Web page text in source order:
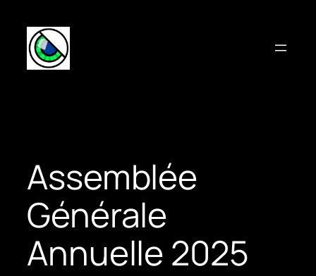
contenu
Assemblée
Générale
Annuelle 2025